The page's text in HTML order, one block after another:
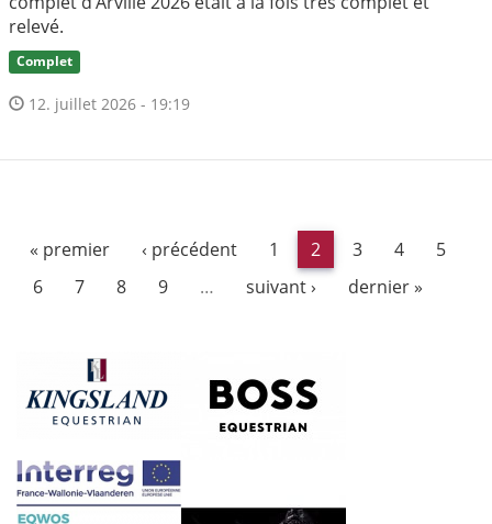
relevé.
Complet
12. juillet 2026 - 19:19
« premier ‹ précédent 1 2 3 4
5
6
7 8 9 … suivant › dernier »